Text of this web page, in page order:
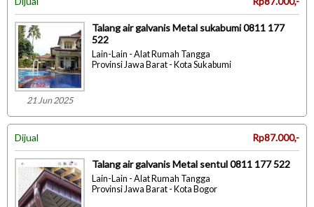
21 Jun 2025
Talang air galvanis Metal sukabumi 0811 177
522
Lain-Lain - Alat Rumah Tangga
Provinsi Jawa Barat - Kota Sukabumi
Dijual Rp87.000,-
Talang air galvanis Metal sentul 0811 177 522
Lain-Lain - Alat Rumah Tangga
Provinsi Jawa Barat - Kota Bogor